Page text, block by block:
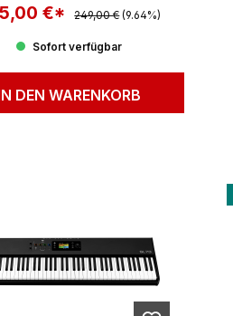
€* Regulärer Preis:
249,00 € (9.64%)
Sofort verfügbar
DEN WARENKORB